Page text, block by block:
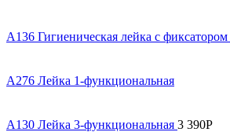
A136 Гигиеническая лейка с фиксатором
A276 Лейка 1-функциональная
A130 Лейка 3-функциональная 3 390Р